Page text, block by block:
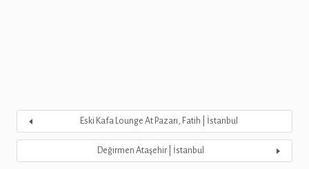
Eski Kafa Lounge At Pazarı, Fatih | İstanbul
Değirmen Ataşehir | İstanbul